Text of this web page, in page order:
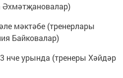
Әхмәтҗановалар)
мәктәбе (тренерлары
Байковалар)
нче урында (тренеры Хәйдәр